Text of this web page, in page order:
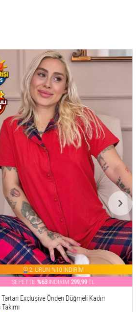
2. ÜRÜN %10 İNDİRİM
SEPETTE %29İNDİRİM 568,28TL
Glow Desenli Bambu Önden Düğmeli
Pijama Takımı